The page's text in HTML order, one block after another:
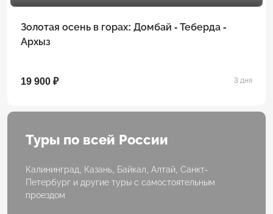
Золотая осень в горах: Домбай - Теберда -
Архыз
19 900 ₽ 3 дня
Туры по всей России
Калининград, Казань, Байкал, Алтай, Санкт-
Петербург и другие туры с самостоятельным
проездом